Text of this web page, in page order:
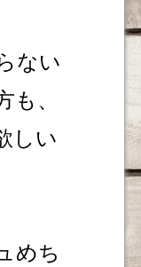
ない
、
しい
めち